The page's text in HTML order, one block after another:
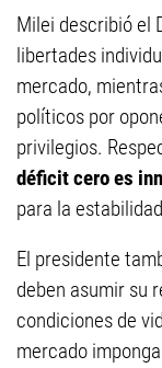
Milei describió el
libertades
mercado,
políticos por
privilegios.
déficit cero es
para la
El presidente
deben asumir su
condiciones de
mercado